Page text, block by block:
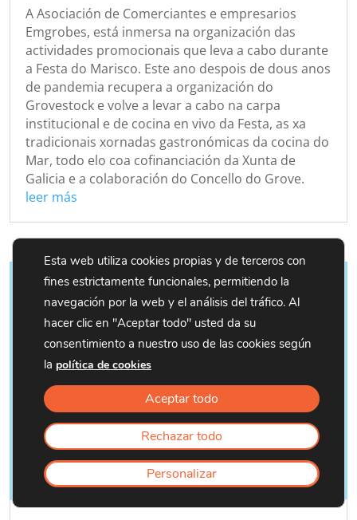
A Asociación de Comerciantes e empresarios
Emgrobes, está inmersa na organización das
actividades promocionais que leva a cabo durante
a Festa do Marisco. Este ano despois de dous anos
de pandemia recupera a organización do
Grovestock e volve a levar a cabo na carpa
institucional e de cocina en vivo da Festa, as xa
tradicionais xornadas gastronómicas da cocina do
Mar, todo elo coa cofinanciación da Xunta de
Galicia e a colaboración do Concello do Grove.
leer más
Esta web utiliza cookies propias y de terceros con
fines estrictamente funcionales, permitiendo la
navegación por la web y el análisis del tráfico. Al
hacer clic en "Aceptar todo" usted da su
consentimiento a nuestro uso de las cookies según
la política de cookies
Aceptar todo
Rechazar todo
Personalizar